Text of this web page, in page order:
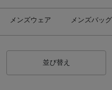
メンズウェア メンズバッグ
並び替え